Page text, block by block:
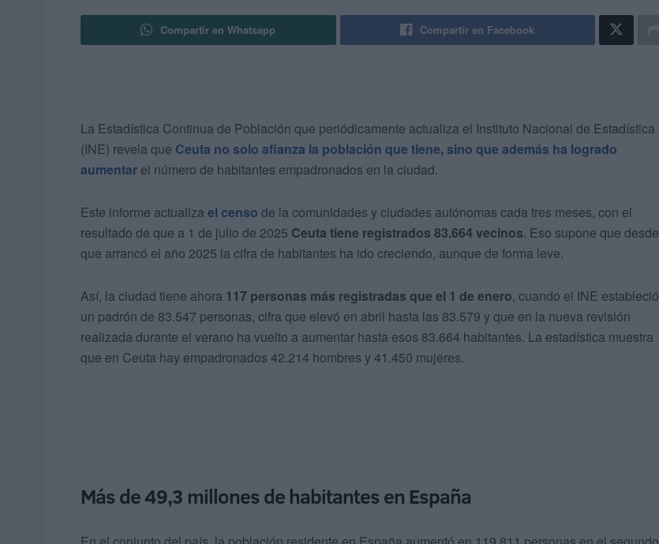
Compartir en Whatsapp Compartir en Facebook
La Estadística Continua de Población que periódicamente actualiza el Instituto Nacional de Estadística
(INE) revela que Ceuta no solo afianza la población que tiene, sino que además ha logrado
aumentar el número de habitantes empadronados en la ciudad.
Este informe actualiza el censo de la comunidades y ciudades autónomas cada tres meses, con el
resultado de que a 1 de julio de 2025 Ceuta tiene registrados 83.664 vecinos. Eso supone que desde
que arrancó el año 2025 la cifra de habitantes ha ido creciendo, aunque de forma leve.
Así, la ciudad tiene ahora 117 personas más registradas que el 1 de enero, cuando el INE estableció
un padrón de 83.547 personas, cifra que elevó en abril hasta las 83.579 y que en la nueva revisión
realizada durante el verano ha vuelto a aumentar hasta esos 83.664 habitantes. La estadística muestra
que en Ceuta hay empadronados 42.214 hombres y 41.450 mujeres.
Más de 49,3 millones de habitantes en España